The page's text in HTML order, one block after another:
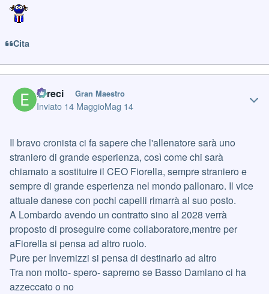
Cita
Erreci Gran Maestro
Inviato 14 MaggioMag 14
Il bravo cronista ci fa sapere che l'allenatore sarà uno
straniero di grande esperienza, così come chi sarà
chiamato a sostituire il CEO Fiorella, sempre straniero e
sempre di grande esperienza nel mondo pallonaro. Il vice
attuale danese con pochi capelli rimarrà al suo posto.
A Lombardo avendo un contratto sino al 2028 verrà
proposto di proseguire come collaboratore,mentre per
aFiorella si pensa ad altro ruolo.
Pure per Invernizzi si pensa di destinarlo ad altro
Tra non molto- spero- sapremo se Basso Damiano ci ha
azzeccato o no